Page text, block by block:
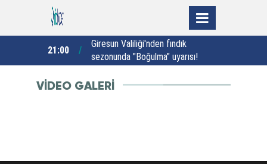
21:00
Giresun Valiliği'nden fındık
sezonunda "Boğulma" uyarısı!
VİDEO GALERİ